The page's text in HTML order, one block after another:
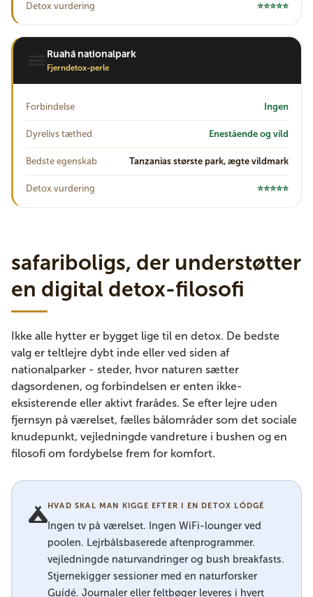
Detox vurdering ⭐⭐⭐⭐⭐
Ruahá nationalpark
Fjerndetox-perle
Forbindelse Ingen
Dyrelivs tæthed Enestående og vild
Bedste egenskab Tanzanias største park, ægte vildmark
Detox vurdering ⭐⭐⭐⭐⭐
safariboligs, der understøtter
en digital detox-filosofi
Ikke alle hytter er bygget lige til en detox. De bedste
valg er teltlejre dybt inde eller ved siden af ​​
nationalparker - steder, hvor naturen sætter
dagsordenen, og forbindelsen er enten ikke-
eksisterende eller aktivt frarådes. Se efter lejre uden
fjernsyn på værelset, fælles bålområder som det sociale
knudepunkt, vejledningde vandreture i bushen og en
filosofi om fordybelse frem for komfort.
HVAD SKAL MAN KIGGE EFTER I EN DETOX LÓDGÉ
Ingen tv på værelset. Ingen WiFi-lounger ved
poolen. Lejrbålsbaserede aftenprogrammer.
vejledningde naturvandringer og bush breakfasts.
Stjernekigger sessioner med en naturforsker
Guídé. Journaler eller feltbøger leveres i hvert